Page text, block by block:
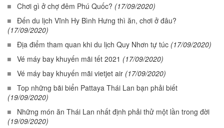
Chơi gì ở chợ đêm Phú Quốc? (17/09/2020)
Đến du lịch Vĩnh Hy Bình Hưng thì ăn, chơi ở đâu?
(17/09/2020)
Địa điểm tham quan khi du lịch Quy Nhơn tự túc (17/09/2020)
Vé máy bay khuyến mãi tết 2021 (17/09/2020)
Vé máy bay khuyến mãi vietjet air (17/09/2020)
Top những bãi biển Pattaya Thái Lan bạn phải biết
(19/09/2020)
Những món ăn Thái Lan nhất định phải thử một lần trong đời
(19/09/2020)